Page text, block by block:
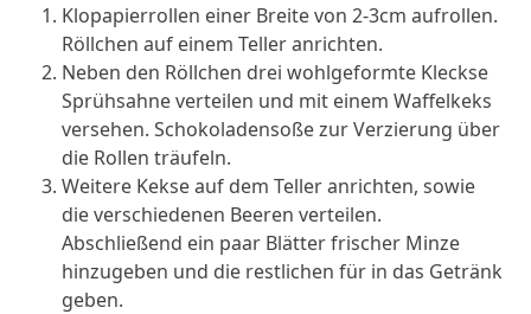
Klopapierrollen einer Breite von 2-3cm aufrollen.
Röllchen auf einem Teller anrichten.
Neben den Röllchen drei wohlgeformte Kleckse
Sprühsahne verteilen und mit einem Waffelkeks
versehen. Schokoladensoße zur Verzierung über
die Rollen träufeln.
Weitere Kekse auf dem Teller anrichten, sowie
die verschiedenen Beeren verteilen.
Abschließend ein paar Blätter frischer Minze
hinzugeben und die restlichen für in das Getränk
geben.